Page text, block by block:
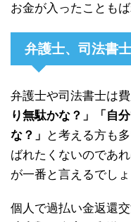
お金が入ったことも
弁護士、司法書
弁護士や司法書士は
り無駄かな？」「自
な？」
と考える方も
ばれたくないのであ
が一番と言えるでしょ
個人で過払い金返還交